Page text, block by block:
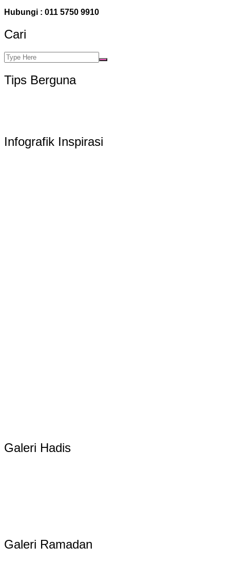
Hubungi : 011 5750 9910
Cari
Tips Berguna
Infografik Inspirasi
Galeri Hadis
Galeri Ramadan